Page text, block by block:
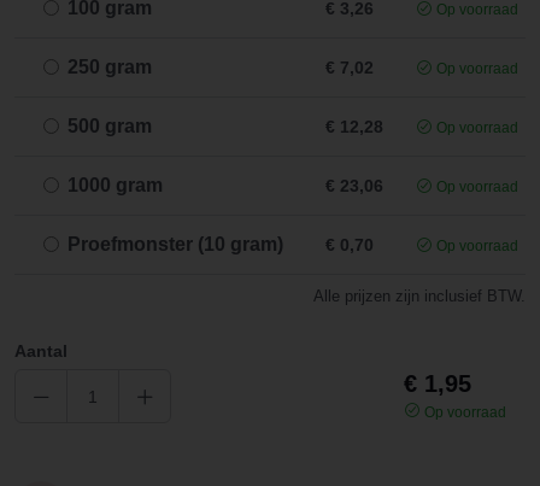
100 gram € 3,26 Op voorraad
250 gram € 7,02 Op voorraad
500 gram € 12,28 Op voorraad
1000 gram € 23,06 Op voorraad
Proefmonster (10 gram) € 0,70 Op voorraad
Alle prijzen zijn inclusief BTW.
Aantal
€ 1,95
Op voorraad